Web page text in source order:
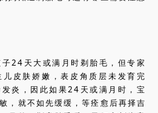
24天大或满月时剃胎毛，但专家
皮肤娇嫩，表皮角质层未发育完
炎，因此如果24天或满月时，宝
，就不如先缓缓，等痊愈后再择吉